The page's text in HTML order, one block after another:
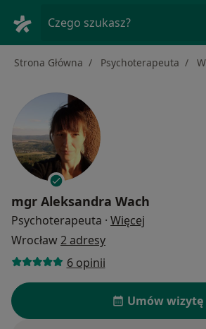
Czego szukasz?
Strona Główna Psychoterapeuta
mgr Aleksandra Wach
Psychoterapeuta · Więcej
Wrocław2 adresy
6 opinii
Umów wizytę